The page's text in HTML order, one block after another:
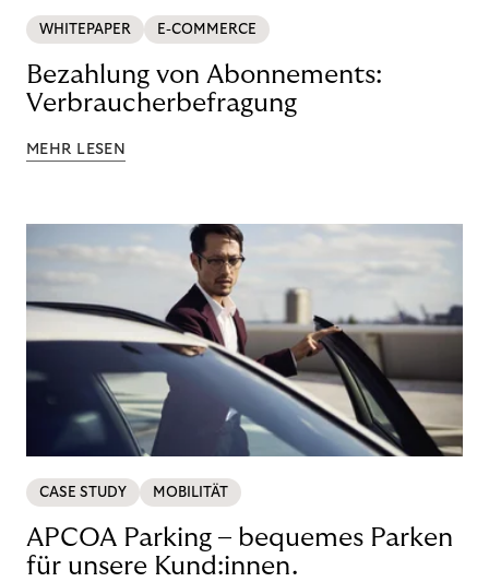
WHITEPAPER E-COMMERCE
Bezahlung von Abonnements:
Verbraucherbefragung
MEHR LESEN
CASE STUDY MOBILITÄT
APCOA Parking – bequemes Parken
für unsere Kund:innen.